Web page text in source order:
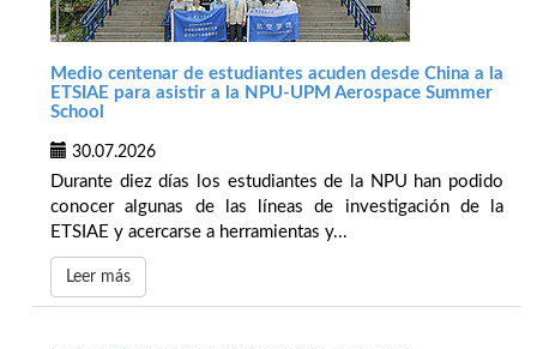
Medio centenar de estudiantes acuden desde China a la
ETSIAE para asistir a la NPU-UPM Aerospace Summer
School
30.07.2026
Durante diez días los estudiantes de la NPU han podido
conocer algunas de las líneas de investigación de la
ETSIAE y acercarse a herramientas y...
Leer más